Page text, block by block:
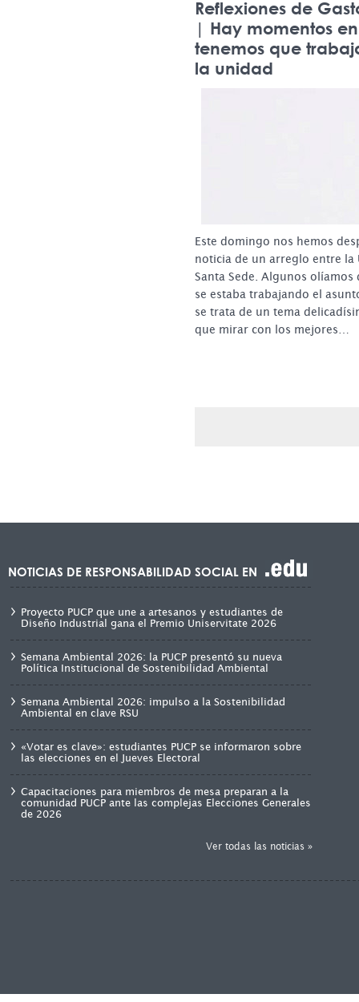
Reflexiones de
| Hay momentos
tenemos que
la unidad
Este domingo nos hemos
noticia de un arreglo entre la
Santa Sede. Algunos olíamos
se estaba trabajando el
se trata de un tema
que mirar con los mejores…
NOTICIAS DE RESPONSABILIDAD SOCIAL EN
Proyecto PUCP que une a artesanos y estudiantes de
Diseño Industrial gana el Premio Uniservitate 2026
Semana Ambiental 2026: la PUCP presentó su nueva
Política Institucional de Sostenibilidad Ambiental
Semana Ambiental 2026: impulso a la Sostenibilidad
Ambiental en clave RSU
«Votar es clave»: estudiantes PUCP se informaron sobre
las elecciones en el Jueves Electoral
Capacitaciones para miembros de mesa preparan a la
comunidad PUCP ante las complejas Elecciones Generales
de 2026
Ver todas las noticias »